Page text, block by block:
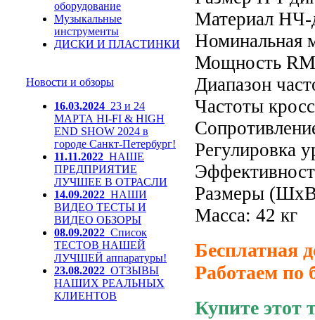
оборудование
Музыкальные
инструменты
ДИСКИ И ПЛАСТИНКИ
Новости и обзоры
16.03.2024 23 и 24
МАРТА HI-FI & HIGH
END SHOW 2024 в
городе Санкт-Петербург!
11.11.2022 НАШЕ
ПРЕДПРИЯТИЕ
ЛУЧШЕЕ В ОТРАСЛИ
14.09.2022 НАШИ
ВИДЕО ТЕСТЫ И
ВИДЕО ОБЗОРЫ
08.09.2022 Список
ТЕСТОВ НАШЕЙ
ЛУЧШЕЙ аппаратуры!
23.08.2022 ОТЗЫВЫ
НАШИХ РЕАЛЬНЫХ
КЛИЕНТОВ
Материал НЧ-
Номинальная
Мощность
Диапазон
Частоты
Регулировка
Размеры
Масса: 42 кг
Бесплатная
Работаем по
Купите этот